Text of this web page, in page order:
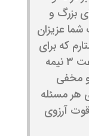
بزرگ و
عزیزان
که برای
طرح مشکلات حقوقی حتی در ساعت ۳ نیمه
مخفی
هر مسئله
قوت آرزوی